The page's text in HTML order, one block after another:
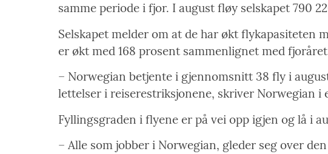
samme periode i fjor. I august fløy selskapet 790
Selskapet melder om at de har økt flykapasiteten
er økt med 168 prosent sammenlignet med
– Norwegian betjente i gjennomsnitt 38 fly i
lettelser i reiserestriksjonene, skriver Norwegian i
Fyllingsgraden i flyene er på vei opp igjen og lå i
– Alle som jobber i Norwegian, gleder seg over